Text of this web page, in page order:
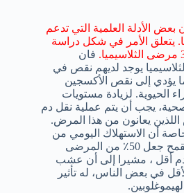
بعض الأدلة العلمية التي تدعم
يتعلق الأمر في شكل دراسة
فان
يوجد لديهم نقص في
يؤدي إلى نقص الأكسجين
الحيوية. لزيادة مستويات
صحية، يجب أن يتم عملية نقل دم
يعانون من هذا المرض.
أن الاستهلاك اليومي من
3.5اونصة من عشب القمح جعل 50٪ من المرضى
أقل ، مشيرا إلى أن عشب
في بعض الناس، له تأثير